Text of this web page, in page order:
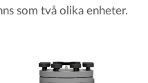
som två olika enheter.